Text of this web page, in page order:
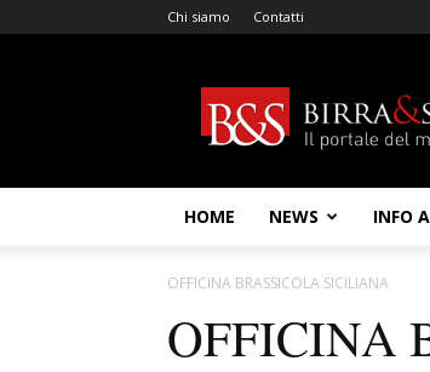
Chi siamo Contatti
&
Sound
HOME NEWS INFO
OFFICINA BRASSICOLA SICILIANA
OFFICINA